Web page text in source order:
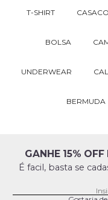
T-SHIRT CASACO
BOLSA
UNDERWEAR
BERMUDA
GANHE 15%
É facil, basta se